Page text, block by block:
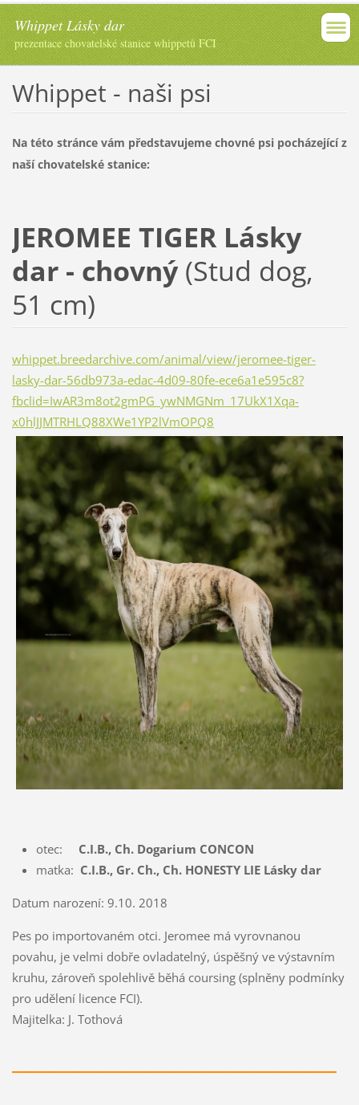
Whippet Lásky dar
prezentace chovatelské stanice whippetů FCI
Whippet - naši psi
Na této stránce vám představujeme chovné psi pocházející z
naší chovatelské stanice:
JEROMEE TIGER Lásky
dar - chovný(Stud dog,
51 cm)
whippet.breedarchive.com/animal/view/jeromee-tiger-
lasky-dar-56db973a-edac-4d09-80fe-ece6a1e595c8?
fbclid=IwAR3m8ot2gmPG_ywNMGNm_17UkX1Xqa-
x0hlJJMTRHLQ88XWe1YP2lVmOPQ8
otec: C.I.B., Ch. Dogarium CONCON
matka: C.I.B., Gr. Ch., Ch. HONESTY LIE Lásky dar
Datum narození: 9.10. 2018
Pes po importovaném otci. Jeromee má vyrovnanou
povahu, je velmi dobře ovladatelný, úspěšný ve výstavním
kruhu, zároveň spolehlivě běhá coursing (splněny podmínky
pro udělení licence FCI).
Majitelka: J. Tothová